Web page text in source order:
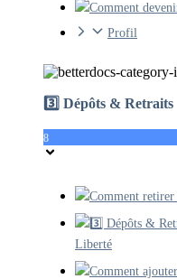
Comment
Profil
3️⃣ Dépôts & Retraits
8
Comment retirer
3️⃣ Dépôts &
Liberté
Comment